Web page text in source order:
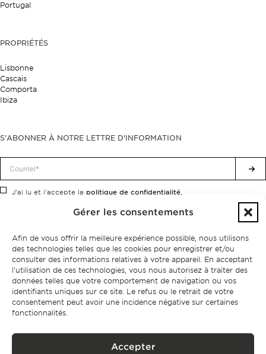
Gérer les consentements
Afin de vous offrir la meilleure expérience possible, nous utilisons
des technologies telles que les cookies pour enregistrer et/ou
consulter des informations relatives à votre appareil. En acceptant
l'utilisation de ces technologies, vous nous autorisez à traiter des
données telles que votre comportement de navigation ou vos
identifiants uniques sur ce site. Le refus ou le retrait de votre
consentement peut avoir une incidence négative sur certaines
fonctionnalités.
Accepter
Portugal
PROPRIÉTÉS
Lisbonne
Cascais
Comporta
Ibiza
S'ABONNER À NOTRE LETTRE D'INFORMATION
J'ai lu et j'accepte la politique de confidentialité.